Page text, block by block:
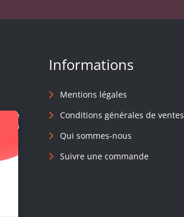
en
Informations
Mentions légales
Conditions générales de ventes
Qui sommes-nous
Suivre une commande